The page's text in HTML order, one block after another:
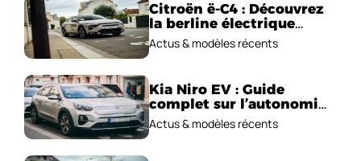
Citroën ë-C4 : Découvrez
la berline électrique
emblématique!
Actus & modèles récents
Kia Niro EV : Guide
complet sur l’autonomie
et le prix !
Actus & modèles récents